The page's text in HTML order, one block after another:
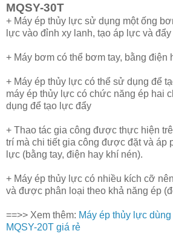
MQSY-30T
+ Máy ép thủy lực sử dụng một ống
lực vào đỉnh xy lanh, tạo áp lực và
+ Máy bơm có thể bơm tay, bằng điện
+ Máy ép thủy lực có thể sử dụng để
máy ép thủy lực có chức năng ép hai
dụng để tạo lực đẩy
+ Thao tác gia công được thực hiện
trí mà chi tiết gia công được đặt và áp
lực (bằng tay, điện hay khí nén).
+ Máy ép thủy lực có nhiều kích cỡ
và được phân loại theo khả năng ép
==>> Xem thêm: Máy ép thủy lực
MQSY-20T giá rẻ